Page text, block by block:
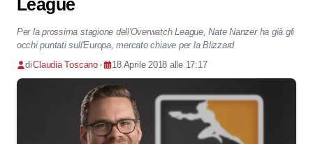
League
Per la prossima stagione dell'Overwatch League, Nate Nanzer ha già gli
occhi puntati sull'Europa, mercato chiave per la Blizzard
diClaudia Toscano • 18 Aprile 2018 alle 17:17